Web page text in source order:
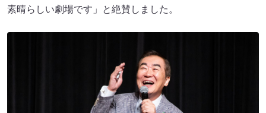
素晴らしい劇場です」と絶賛しました。